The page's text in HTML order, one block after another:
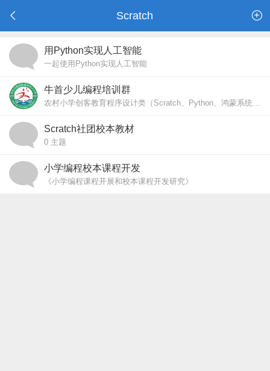
Scratch
用Python实现人工智能
一起使用Python实现人工智能
牛首少儿编程培训群
农村小学创客教育程序设计类（Scratch、Python、鸿蒙系统）的实践研究
Scratch社团校本教材
0 主题
小学编程校本课程开发
《小学编程课程开展和校本课程开发研究》